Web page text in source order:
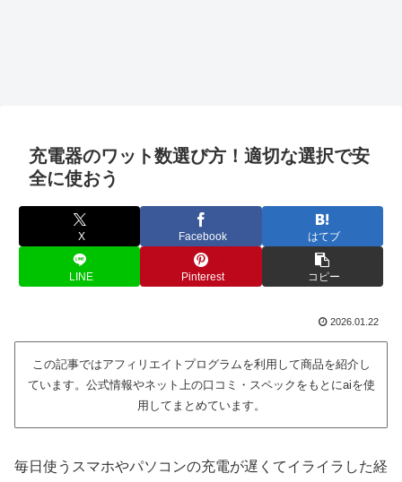
充電器のワット数選び方！適切な選択で安
全に使おう
X Facebook はてブ
LINE Pinterest コピー
2026.01.22
この記事ではアフィリエイトプログラムを利用して商品を紹介し
ています。公式情報やネット上の口コミ・スペックをもとにaiを使
用してまとめています。
毎日使うスマホやパソコンの充電が遅くてイライラした経